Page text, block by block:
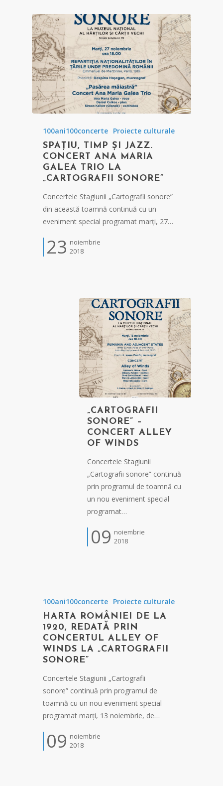
100ani100concerte Proiecte culturale
SPAȚIU, TIMP ȘI JAZZ.
CONCERT ANA MARIA
GALEA TRIO LA
„CARTOGRAFII SONORE”
Concertele Stagiunii „Cartografii sonore”
din această toamnă continuă cu un
eveniment special programat marți, 27…
23 noiembrie
2018
„CARTOGRAFII
SONORE” –
CONCERT ALLEY
OF WINDS
Concertele Stagiunii
„Cartografii sonore” continuă
prin programul de toamnă cu
un nou eveniment special
programat…
09 noiembrie
2018
100ani100concerte Proiecte culturale
HARTA ROMÂNIEI DE LA
1920, REDATĂ PRIN
CONCERTUL ALLEY OF
WINDS LA „CARTOGRAFII
SONORE”
Concertele Stagiunii „Cartografii
sonore” continuă prin programul de
toamnă cu un nou eveniment special
programat marți, 13 noiembrie, de…
09 noiembrie
2018